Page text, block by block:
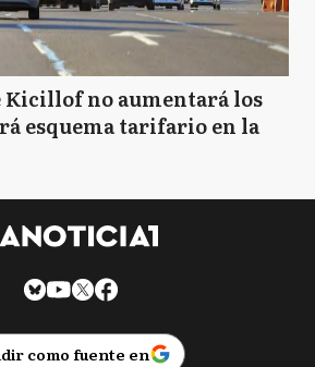
Kicillof no aumentará los
esquema tarifario en la
como fuente en